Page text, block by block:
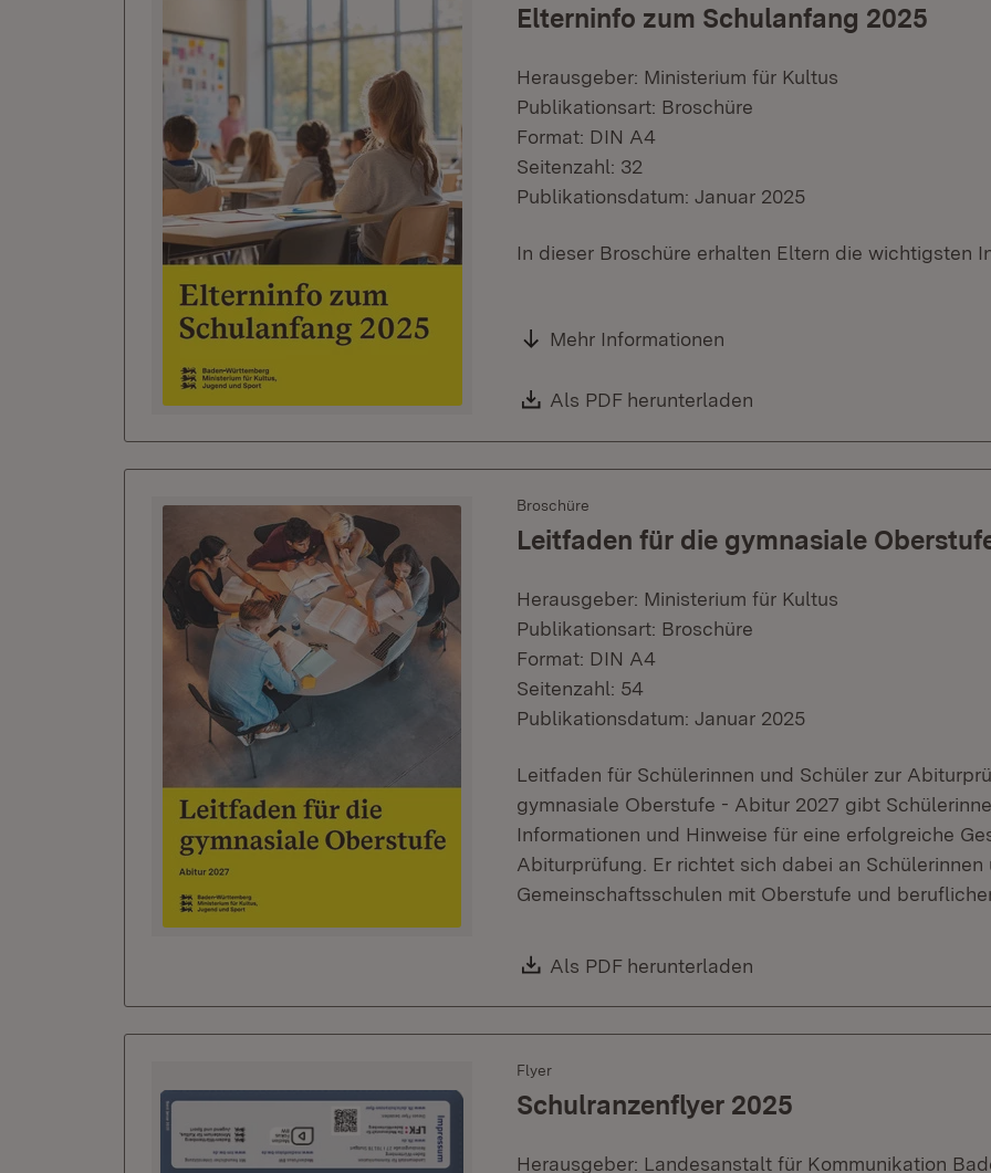
Elterninfo zum Schulanfang 2025
Herausgeber: Ministerium für Kultus
Publikationsart: Broschüre
Format: DIN A4
Seitenzahl: 32
Publikationsdatum: Januar 2025
In dieser Broschüre erhalten Eltern die wichtigsten
Mehr Informationen
Download:
Als PDF herunterladen
Broschüre
Leitfaden für die gymnasiale
Herausgeber: Ministerium für Kultus
Publikationsart: Broschüre
Format: DIN A4
Seitenzahl: 54
Publikationsdatum: Januar 2025
Leitfaden für Schülerinnen und Schüler zur
gymnasiale Oberstufe - Abitur 2027 gibt
Informationen und Hinweise für eine erfolgreiche
Abiturprüfung. Er richtet sich dabei an Schülerinnen
Gemeinschaftsschulen mit Oberstufe und
Download:
Als PDF herunterladen
Flyer
Schulranzenflyer 2025
Herausgeber: Landesanstalt für Kommunikation